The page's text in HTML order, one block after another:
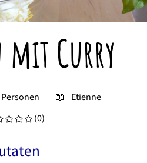
mit Curry
📖
Etienne
(0)